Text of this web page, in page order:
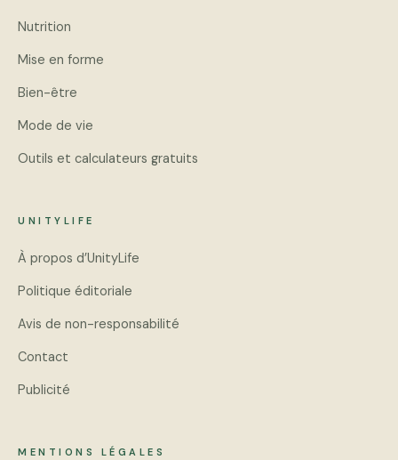
Nutrition
Mise en forme
Bien-être
Mode de vie
Outils et calculateurs gratuits
UNITYLIFE
À propos d’UnityLife
Politique éditoriale
Avis de non-responsabilité
Contact
Publicité
MENTIONS LÉGALES